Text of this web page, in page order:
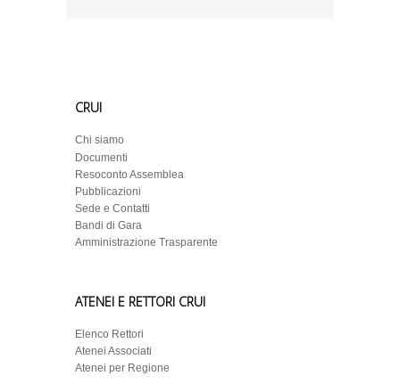
CRUI
Chi siamo
Documenti
Resoconto Assemblea
Pubblicazioni
Sede e Contatti
Bandi di Gara
Amministrazione Trasparente
ATENEI E RETTORI CRUI
Elenco Rettori
Atenei Associati
Atenei per Regione